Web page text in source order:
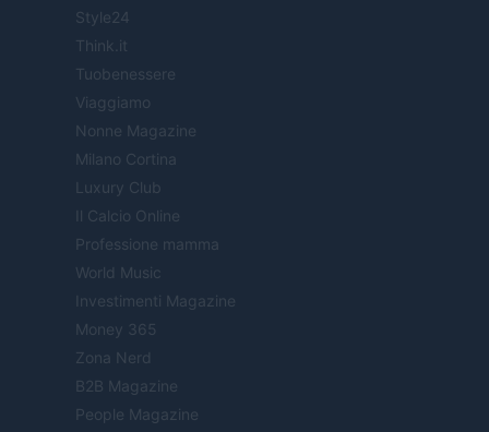
Style24
Think.it
Tuobenessere
Viaggiamo
Nonne Magazine
Milano Cortina
Luxury Club
Il Calcio Online
Professione mamma
World Music
Investimenti Magazine
Money 365
Zona Nerd
B2B Magazine
People Magazine